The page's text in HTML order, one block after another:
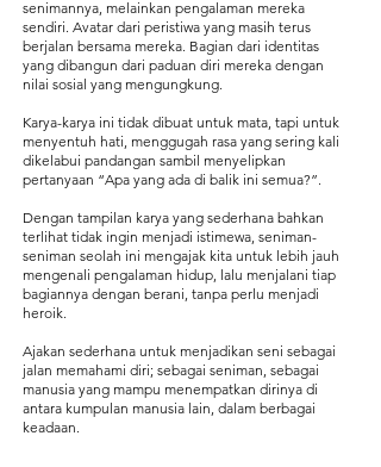
senimannya, melainkan pengalaman mereka
sendiri. Avatar dari peristiwa yang masih terus
berjalan bersama mereka. Bagian dari identitas
yang dibangun dari paduan diri mereka dengan
nilai sosial yang mengungkung.
Karya-karya ini tidak dibuat untuk mata, tapi untuk
menyentuh hati, menggugah rasa yang sering kali
dikelabui pandangan sambil menyelipkan
pertanyaan “Apa yang ada di balik ini semua?”.
Dengan tampilan karya yang sederhana bahkan
terlihat tidak ingin menjadi istimewa, seniman-
seniman seolah ini mengajak kita untuk lebih jauh
mengenali pengalaman hidup, lalu menjalani tiap
bagiannya dengan berani, tanpa perlu menjadi
heroik.
Ajakan sederhana untuk menjadikan seni sebagai
jalan memahami diri; sebagai seniman, sebagai
manusia yang mampu menempatkan dirinya di
antara kumpulan manusia lain, dalam berbagai
keadaan.